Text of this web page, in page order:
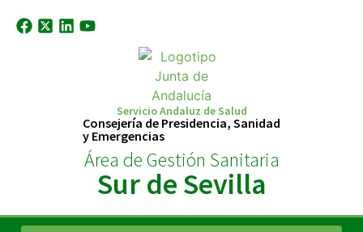
Servicio Andaluz de Salud
Consejería de Presidencia, Sanidad
y Emergencias
Área de Gestión Sanitaria
Sur de Sevilla